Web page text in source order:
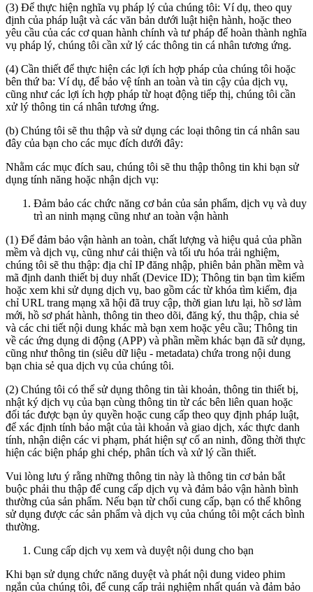
(3) Để thực hiện nghĩa vụ pháp lý của chúng tôi: Ví dụ, theo quy
định của pháp luật và các văn bản dưới luật hiện hành, hoặc theo
yêu cầu của các cơ quan hành chính và tư pháp để hoàn thành nghĩa
vụ pháp lý, chúng tôi cần xử lý các thông tin cá nhân tương ứng.
(4) Cần thiết để thực hiện các lợi ích hợp pháp của chúng tôi hoặc
bên thứ ba: Ví dụ, để bảo vệ tính an toàn và tin cậy của dịch vụ,
cũng như các lợi ích hợp pháp từ hoạt động tiếp thị, chúng tôi cần
xử lý thông tin cá nhân tương ứng.
(b) Chúng tôi sẽ thu thập và sử dụng các loại thông tin cá nhân sau
đây của bạn cho các mục đích dưới đây:
Nhằm các mục đích sau, chúng tôi sẽ thu thập thông tin khi bạn sử
dụng tính năng hoặc nhận dịch vụ:
Đảm bảo các chức năng cơ bản của sản phẩm, dịch vụ và duy
trì an ninh mạng cũng như an toàn vận hành
(1) Để đảm bảo vận hành an toàn, chất lượng và hiệu quả của phần
mềm và dịch vụ, cũng như cải thiện và tối ưu hóa trải nghiệm,
chúng tôi sẽ thu thập: địa chỉ IP đăng nhập, phiên bản phần mềm và
mã định danh thiết bị duy nhất (Device ID); Thông tin bạn tìm kiếm
hoặc xem khi sử dụng dịch vụ, bao gồm các từ khóa tìm kiếm, địa
chỉ URL trang mạng xã hội đã truy cập, thời gian lưu lại, hồ sơ làm
mới, hồ sơ phát hành, thông tin theo dõi, đăng ký, thu thập, chia sẻ
và các chi tiết nội dung khác mà bạn xem hoặc yêu cầu; Thông tin
về các ứng dụng di động (APP) và phần mềm khác bạn đã sử dụng,
cũng như thông tin (siêu dữ liệu - metadata) chứa trong nội dung
bạn chia sẻ qua dịch vụ của chúng tôi.
(2) Chúng tôi có thể sử dụng thông tin tài khoản, thông tin thiết bị,
nhật ký dịch vụ của bạn cùng thông tin từ các bên liên quan hoặc
đối tác được bạn ủy quyền hoặc cung cấp theo quy định pháp luật,
để xác định tính bảo mật của tài khoản và giao dịch, xác thực danh
tính, nhận diện các vi phạm, phát hiện sự cố an ninh, đồng thời thực
hiện các biện pháp ghi chép, phân tích và xử lý cần thiết.
Vui lòng lưu ý rằng những thông tin này là thông tin cơ bản bắt
buộc phải thu thập để cung cấp dịch vụ và đảm bảo vận hành bình
thường của sản phẩm. Nếu bạn từ chối cung cấp, bạn có thể không
sử dụng được các sản phẩm và dịch vụ của chúng tôi một cách bình
thường.
Cung cấp dịch vụ xem và duyệt nội dung cho bạn
Khi bạn sử dụng chức năng duyệt và phát nội dung video phim
ngắn của chúng tôi, để cung cấp trải nghiệm nhất quán và đảm bảo